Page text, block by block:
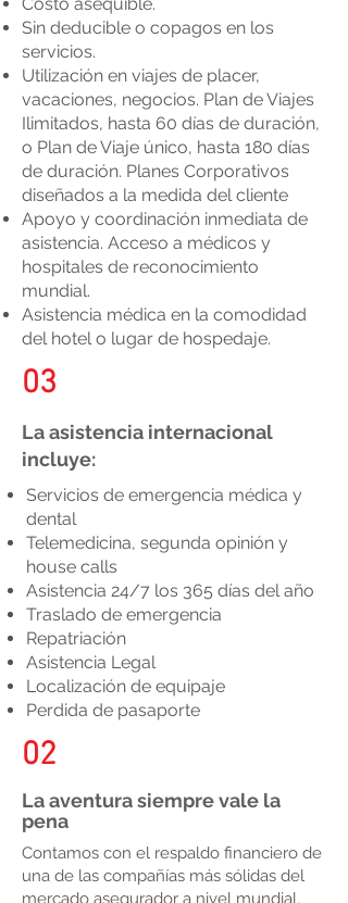
Sin deducible o copagos en los
servicios.
Utilización en viajes de placer,
vacaciones, negocios. Plan de Viajes
Ilimitados, hasta 60 días de duración,
o Plan de Viaje único, hasta 180 días
de duración. Planes Corporativos
diseñados a la medida del cliente
Apoyo y coordinación inmediata de
asistencia. Acceso a médicos y
hospitales de reconocimiento
mundial.
Asistencia médica en la comodidad
del hotel o lugar de hospedaje.
03
La asistencia internacional
incluye:
Servicios de emergencia médica y
dental
Telemedicina, segunda opinión y
house calls
Asistencia 24/7 los 365 días del año
Traslado de emergencia
Repatriación
Asistencia Legal
Localización de equipaje
Perdida de pasaporte
02
La aventura siempre vale la
pena
Contamos con el respaldo financiero de
una de las compañías más sólidas del
mercado asegurador a nivel mundial,